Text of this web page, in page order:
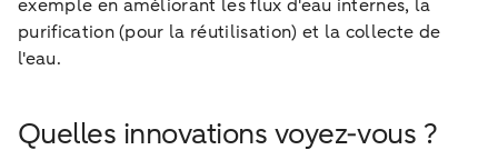
exemple en améliorant les flux d'eau internes, la
purification (pour la réutilisation) et la collecte de
l'eau.
Quelles innovations voyez-vous ?